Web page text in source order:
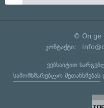
© On.ge
კონტაქტი:
ვებსაიტით
სამომხმარებლო შეთანხმებას